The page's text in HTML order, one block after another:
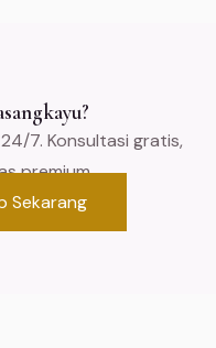
7. Konsultasi gratis,
premium.
Sekarang